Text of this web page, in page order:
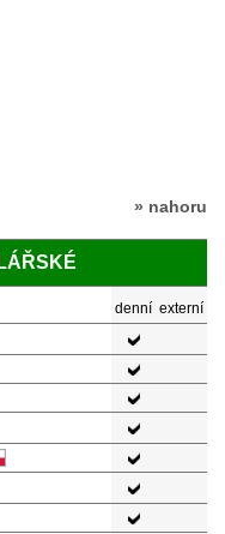
» nahoru
denní externí